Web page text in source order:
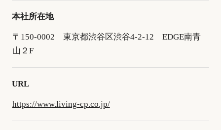
本社所在地
〒150-0002 東京都渋谷区渋谷4-2-12 EDGE南青
山２F
URL
https://www.living-cp.co.jp/